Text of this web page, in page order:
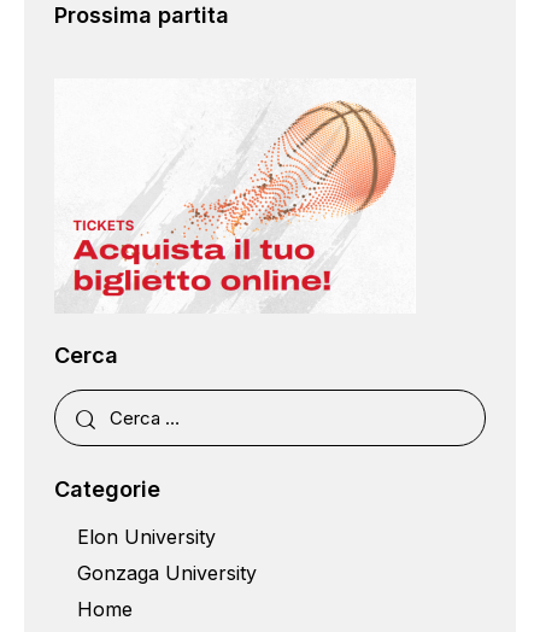
Prossima partita
Cerca
Categorie
Elon University
Gonzaga University
Home